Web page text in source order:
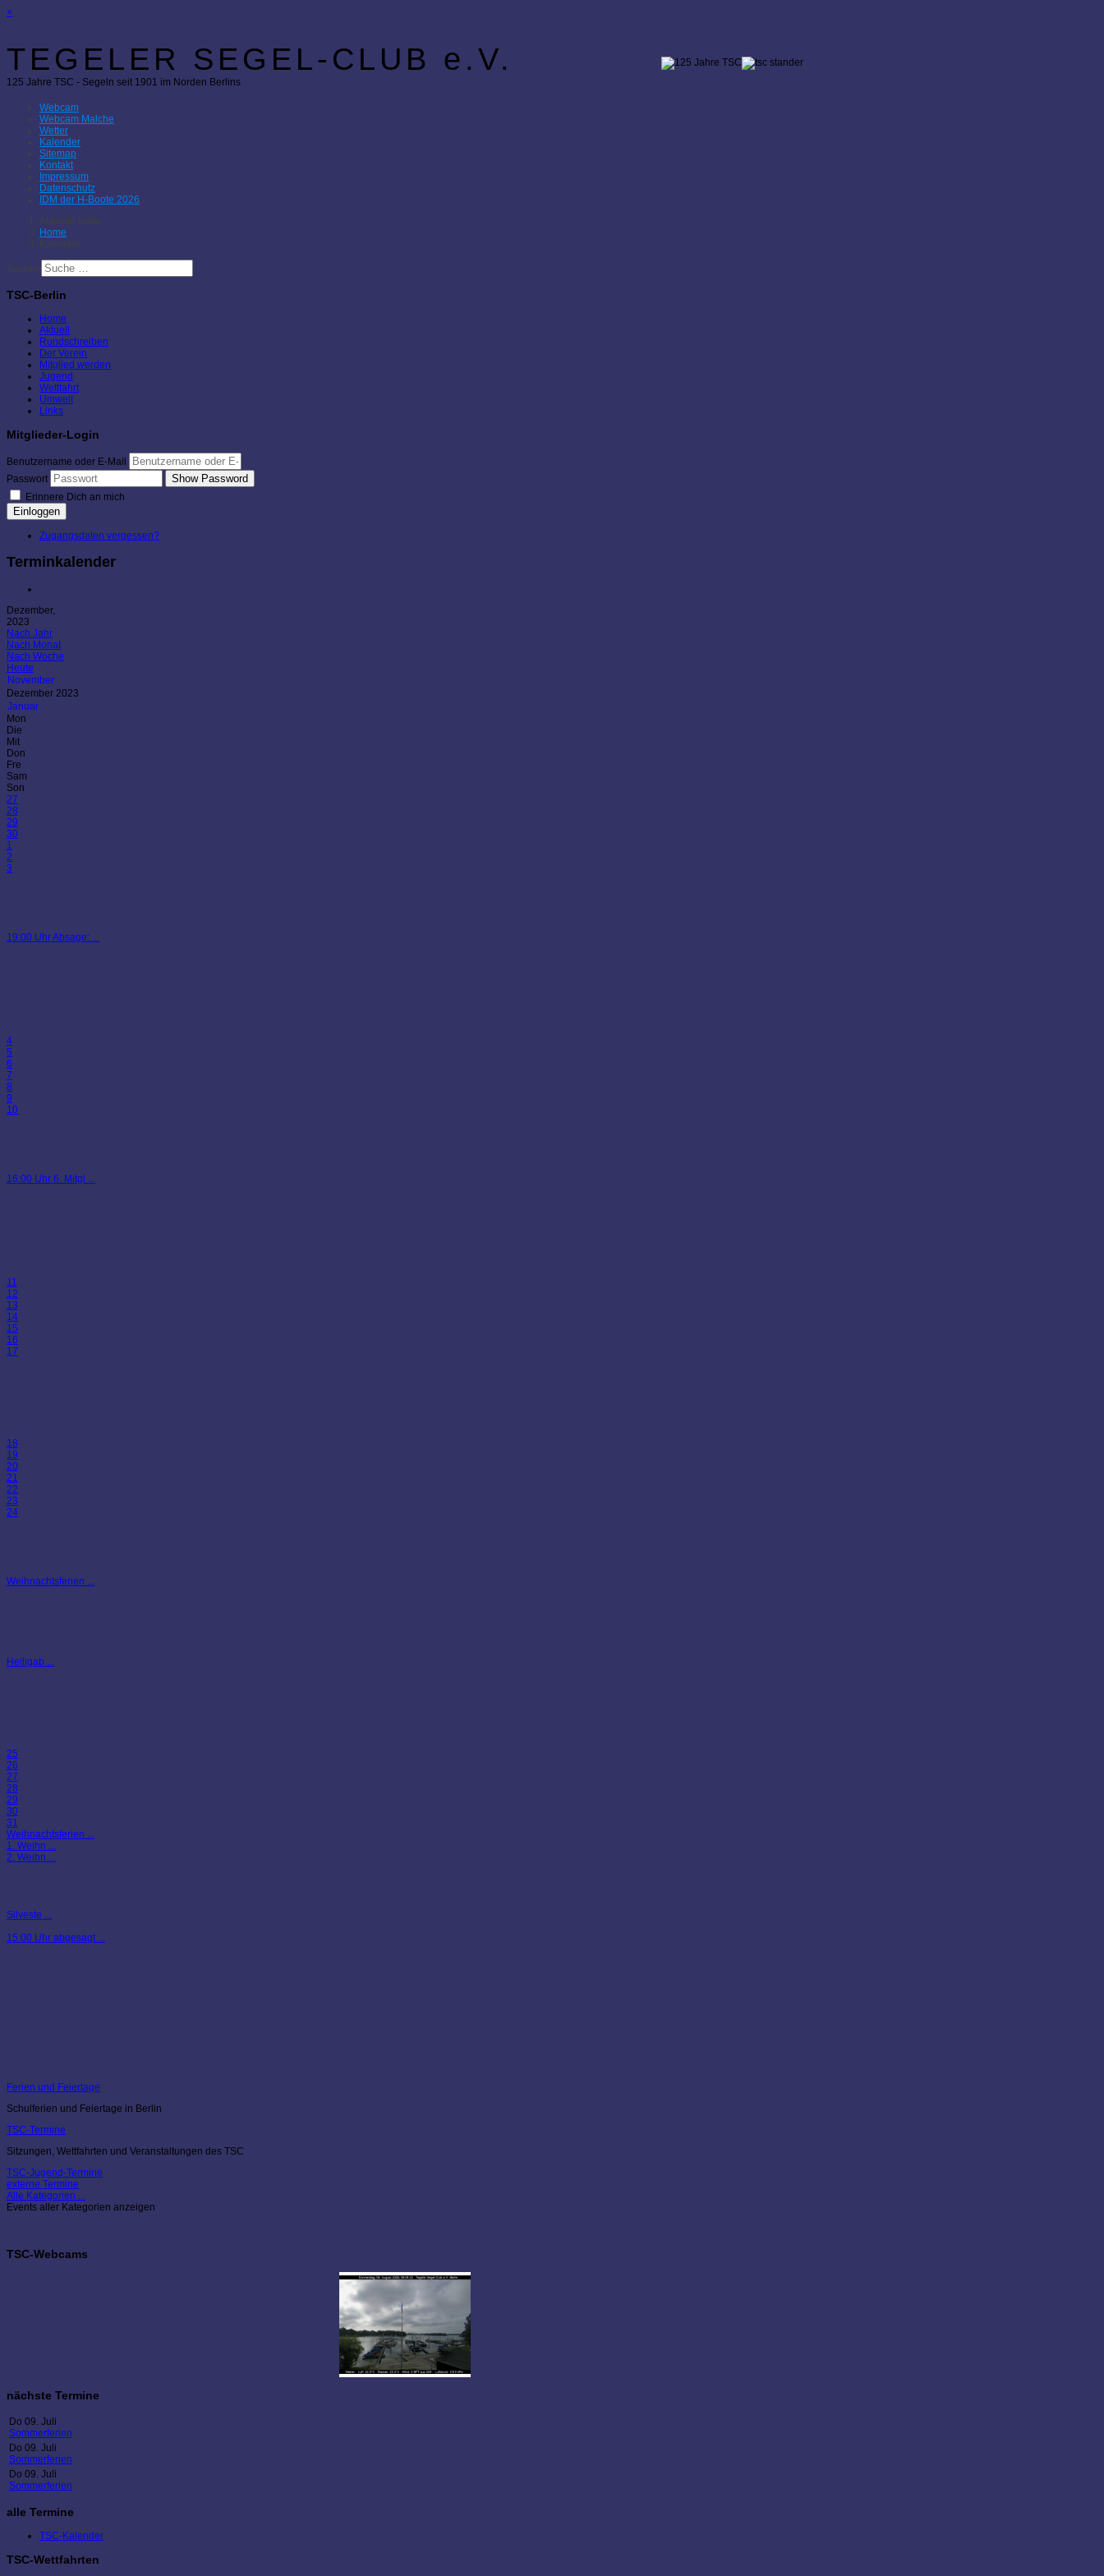
×
TEGELER SEGEL-CLUB e.V.
125 Jahre TSC - Segeln seit 1901 im Norden Berlins
Webcam
Webcam Malche
Wetter
Kalender
Sitemap
Kontakt
Impressum
Datenschutz
IDM der H-Boote 2026
Aktuelle Seite:
Home
Kalender
Suchen
TSC-Berlin
Home
Aktuell
Rundschreiben
Der Verein
Mitglied werden
Jugend
Wettfahrt
Umwelt
Links
Mitglieder-Login
Benutzername oder E-Mail
Passwort
Show Password
Erinnere Dich an mich
Einloggen
Zugangsdaten vergessen?
Terminkalender
Dezember,
2023
Nach Jahr
Nach Monat
Nach Woche
Heute
November
Dezember 2023
Januar
Mon
Die
Mit
Don
Fre
Sam
Son
27
28
29
30
1
2
3
19:00 Uhr Absage: ...
4
5
6
7
8
9
10
16:00 Uhr 6. Mitgl ...
11
12
13
14
15
16
17
18
19
20
21
22
23
24
Weihnachtsferien ...
Heiligab ...
25
26
27
28
29
30
31
Weihnachtsferien ...
1. Weihn ...
2. Weihn ...
Silveste ...
15:00 Uhr abgesagt ...
Ferien und Feiertage
Schulferien und Feiertage in Berlin
TSC-Termine
Sitzungen, Wettfahrten und Veranstaltungen des TSC
TSC-Jugend-Termine
externe Termine
Alle Kategorien ...
Events aller Kategorien anzeigen
TSC-Webcams
nächste Termine
Do 09. Juli
Sommerferien
Do 09. Juli
Sommerferien
Do 09. Juli
Sommerferien
alle Termine
TSC-Kalender
TSC-Wettfahrten